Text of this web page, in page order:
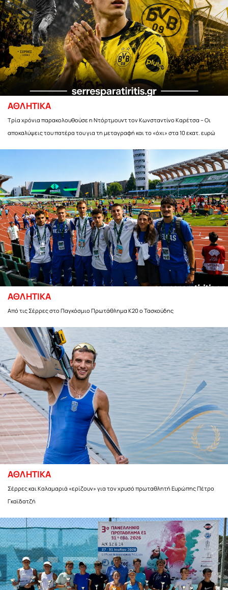
ΑΘΛΗΤΙΚΑ
Τρία χρόνια παρακολουθούσε η Ντόρτμουντ τον Κωνσταντίνο Καρέτσα – Οι
αποκαλύψεις του πατέρα του για τη μεταγραφή και το «όχι» στα 10 εκατ. ευρώ
ΑΘΛΗΤΙΚΑ
Από τις Σέρρες στο Παγκόσμιο Πρωτάθλημα Κ20 ο Τασκούδης
ΑΘΛΗΤΙΚΑ
Σέρρες και Καλαμαριά «ερίζουν» για τον χρυσό πρωταθλητή Ευρώπης Πέτρο
Γκαϊδατζή